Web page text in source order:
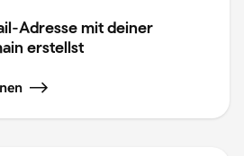
Adresse mit deiner
erstellst